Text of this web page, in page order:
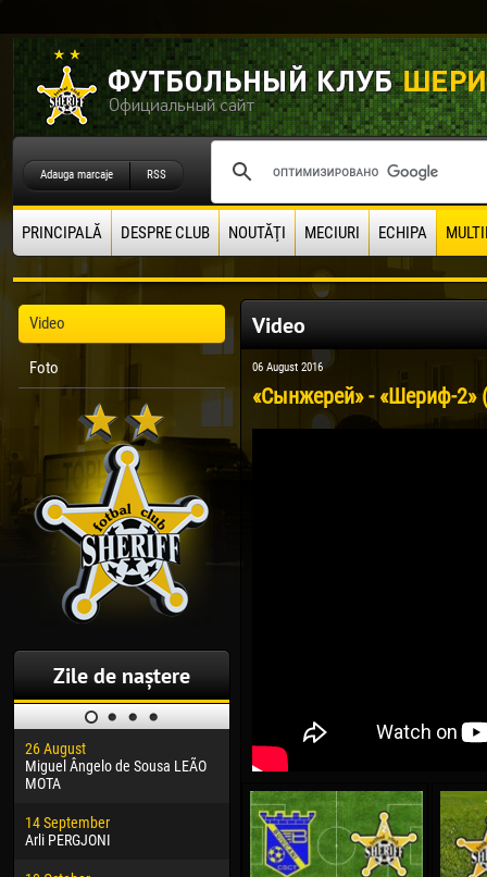
Adauga marcaje RSS
PRINCIPALĂ DESPRE CLUB NOUTĂŢI MECIURI ECHIPA
Video
Foto
Zile de naștere
26 August
Miguel Ângelo de Sousa LEÃO
MOTA
14 September
Arli PERGJONI
30 January
Dhoraso Moreo KLAS
24 February
Vladislav COSTIN
02 March
04
13
24
Video
06 August 2016
«Сынжерей» - «Шериф-2»